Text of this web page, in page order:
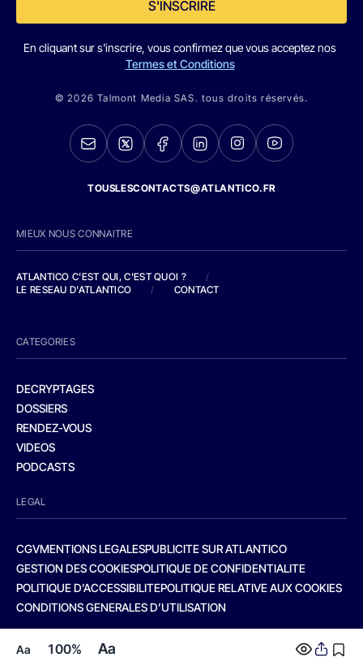
Aa 100% Aa
S'INSCRIRE
En cliquant sur s'inscrire, vous confirmez que vous acceptez nos
Termes et Conditions
© 2026 Talmont Media SAS. tous droits réservés.
TOUSLESCONTACTS@ATLANTICO.FR
MIEUX NOUS CONNAITRE
ATLANTICO C'EST QUI, C'EST QUOI ?
/
LE RESEAU D'ATLANTICO
/ CONTACT
CATEGORIES
DECRYPTAGES
DOSSIERS
RENDEZ-VOUS
VIDEOS
PODCASTS
LEGAL
CGVMENTIONS LEGALESPUBLICITE SUR ATLANTICO
GESTION DES COOKIESPOLITIQUE DE CONFIDENTIALITE
POLITIQUE D’ACCESSIBILITEPOLITIQUE RELATIVE AUX COOKIES
CONDITIONS GENERALES D’UTILISATION